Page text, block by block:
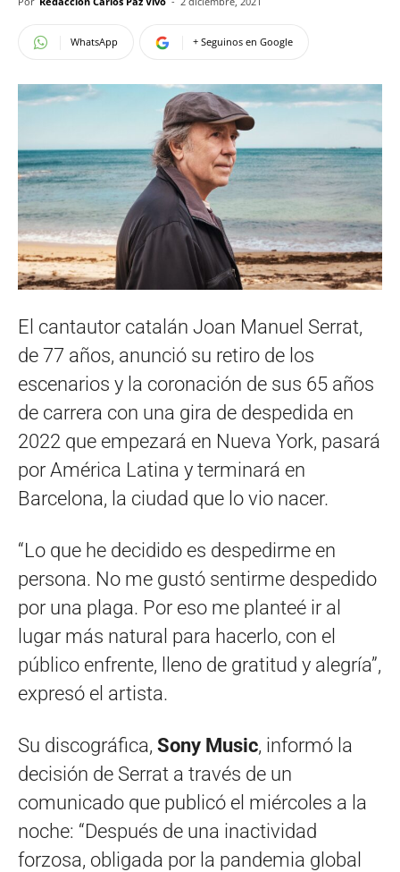
WhatsApp + Seguinos en Google
El cantautor catalán Joan Manuel Serrat,
de 77 años, anunció su retiro de los
escenarios y la coronación de sus 65 años
de carrera con una gira de despedida en
2022 que empezará en Nueva York, pasará
por América Latina y terminará en
Barcelona, la ciudad que lo vio nacer.
“Lo que he decidido es despedirme en
persona. No me gustó sentirme despedido
por una plaga. Por eso me planteé ir al
lugar más natural para hacerlo, con el
público enfrente, lleno de gratitud y alegría”,
expresó el artista.
Su discográfica, Sony Music, informó la
decisión de Serrat a través de un
comunicado que publicó el miércoles a la
noche: “Después de una inactividad
forzosa, obligada por la pandemia global